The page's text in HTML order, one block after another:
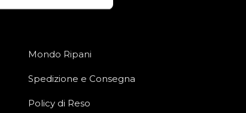
Mondo Ripani
Spedizione e Consegna
Policy di Reso